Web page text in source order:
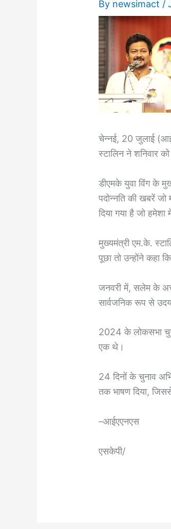
By newsimact /
चेन्नई, 20 जुलाई
स्टालिन ने शनिवार
डीएमके युवा विंग के
पदोन्नति की खबरें जो
दिया गया है जो
मुख्यमंत्री एम.के.
पूछा तो उन्होंने कहा
जनवरी में, सलेम के
सार्वजनिक रूप से
2024 के लोकसभा
एक थे।
24 दिनों के चुनाव
तक भाषण दिया,
–आईएएनएस
एसकेपी/